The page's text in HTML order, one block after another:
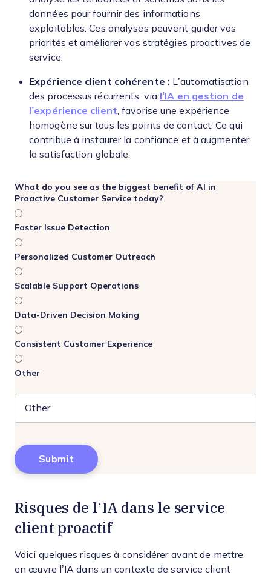
données pour fournir des informations
exploitables. Ces analyses peuvent guider vos
priorités et améliorer vos stratégies proactives de
service.
Expérience client cohérente : L’automatisation
des processus récurrents, via l’IA en gestion de
l’expérience client , favorise une expérience
homogène sur tous les points de contact. Ce qui
contribue à instaurer la confiance et à augmenter
la satisfaction globale.
What do you see as the biggest benefit of AI in
Proactive Customer Service today?
Faster Issue Detection
Personalized Customer Outreach
Scalable Support Operations
Data-Driven Decision Making
Consistent Customer Experience
Other
Risques de l’IA dans le service
client proactif
Voici quelques risques à considérer avant de mettre
en œuvre l’IA dans un contexte de service client